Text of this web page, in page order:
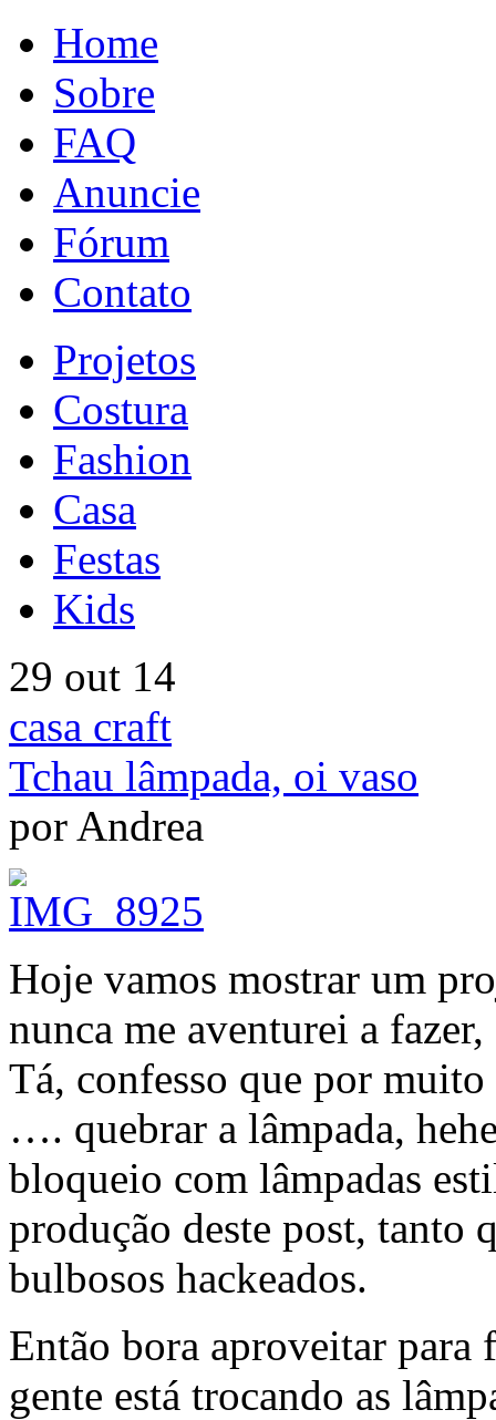
Home
Sobre
FAQ
Anuncie
Fórum
Contato
Projetos
Costura
Fashion
Casa
Festas
Kids
29 out 14
casa craft
Tchau lâmpada, oi vaso
por Andrea
Hoje vamos mostrar um
nunca me aventurei a
Tá, confesso que por
…. quebrar a lâmpada,
bloqueio com lâmpadas
produção deste post, tanto
bulbosos hackeados.
Então bora aproveitar para
gente está trocando as